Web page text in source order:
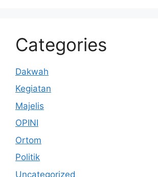
Categories
Dakwah
Kegiatan
Majelis
OPINI
Ortom
Politik
Uncategorized